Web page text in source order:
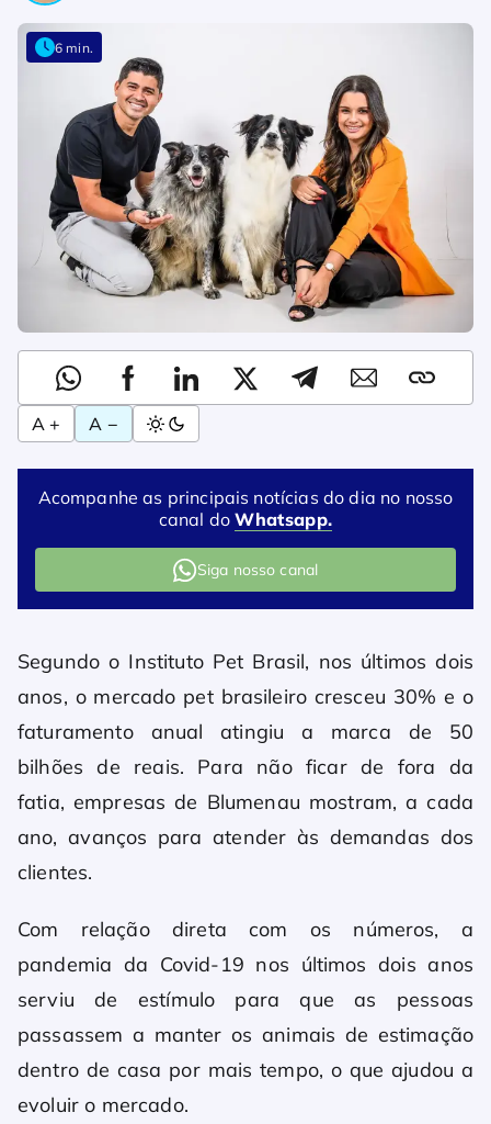
6 min.
A + A −
Acompanhe as principais notícias do dia no nosso
canal doWhatsapp.
Siga nosso canal
Segundo o Instituto Pet Brasil, nos últimos dois
anos, o mercado pet brasileiro cresceu 30% e o
faturamento anual atingiu a marca de 50
bilhões de reais. Para não ficar de fora da
fatia, empresas de Blumenau mostram, a cada
ano, avanços para atender às demandas dos
clientes.
Com relação direta com os números, a
pandemia da Covid-19 nos últimos dois anos
serviu de estímulo para que as pessoas
passassem a manter os animais de estimação
dentro de casa por mais tempo, o que ajudou a
evoluir o mercado.